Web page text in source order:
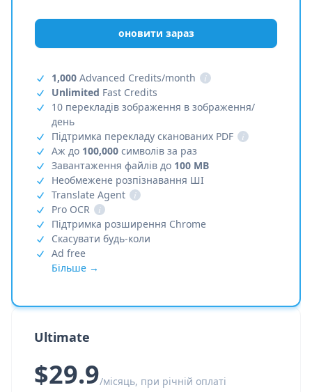
оновити зараз
1,000 Advanced Credits/month
i
Unlimited Fast Credits
10 перекладів зображення в зображення/
день
Підтримка перекладу сканованих PDF
i
Аж до 100,000 символів за раз
Завантаження файлів до 100 MB
Необмежене розпізнавання ШІ
Translate Agent
i
Pro OCR
i
Підтримка розширення Chrome
Скасувати будь-коли
Ad free
Більше →
Ultimate
$29.9/місяць, при річній оплаті